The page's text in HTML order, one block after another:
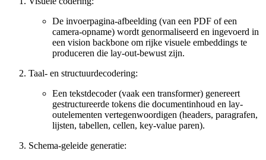
De invoerpagina-afbeelding (van een PDF of een
camera-opname) wordt genormaliseerd en ingevoerd in
een vision backbone om rijke visuele embeddings te
produceren die lay-out-bewust zijn.
Taal- en structuurdecodering:
Een tekstdecoder (vaak een transformer) genereert
gestructureerde tokens die documentinhoud en lay-
outelementen vertegenwoordigen (headers, paragrafen,
lijsten, tabellen, cellen, key-value paren).
Schema-geleide generatie: